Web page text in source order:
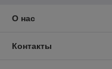
О нас
Контакты